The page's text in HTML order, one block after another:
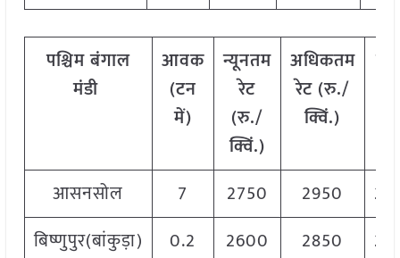
पश्चिमबंगाल
मंडी
आवक
(टन
में)
न्यूनतम
रेट
(रु./
क्विं.)
अधिकतम
रेट (रु./
क्विं.)
आसनसोल
7 2750 2950
बिष्णुपुर(बांकुड़ा)
0.2 2600 2850